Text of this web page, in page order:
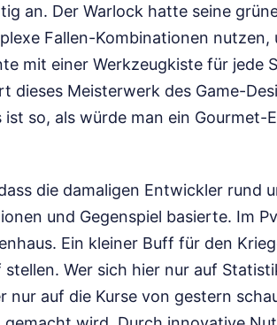
an. Der Warlock hatte seine
Fallen-Kombinationen nutzen,
mit einer Werkzeugkiste für jede
dieses Meisterwerk des Game-
so, als würde man ein Gourmet-
die damaligen Entwickler rund
und Gegenspiel basierte. Im
Ein kleiner Buff für den
Wer sich hier nur auf
nur auf die Kurse von gestern